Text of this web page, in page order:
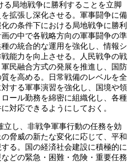
局地戦争に勝利することを立脚
拡張し深化させる。軍事闘争に備
の条件下における局地戦争に勝利
の中で各戦略方向の軍事闘争の準
の統合的な運用を強化し、情報シ
能力を向上させる。人民戦争の戦
民融合方式の発展を推進し、国防
を高める。日常戦備のレベルを全
する軍事演習を強化し、国境や領
ール勤務を綿密に組織化し、各種
対応できるようにしておく。
し、非戦争軍事行動の任務を効
脅威の新たな変化に応じて、平和
る。国の経済社会建設に積極的に
どの緊急・困難・危険・重要任務